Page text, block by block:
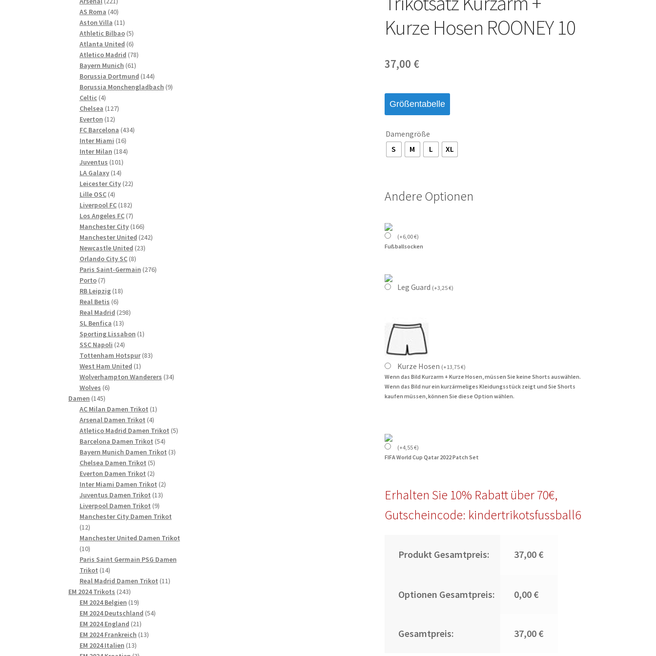
Kurze Hosen ROONEY 10
37,00 €
Größentabelle
Damengröße
S
M L XL
Andere Optionen
(+6,00€)
Fußballsocken
Leg Guard (+3,25€)
Kurze Hosen (+13,75€)
Wenn das Bild Kurzarm + Kurze Hosen, müssen Sie keine Shorts auswählen.
Wenn das Bild nur ein kurzärmeliges Kleidungsstück zeigt und Sie Shorts
kaufen müssen, können Sie diese Option wählen.
(+4,55€)
FIFA World Cup Qatar 2022 Patch Set
Erhalten Sie 10% Rabatt über 70€,
Gutscheincode: kindertrikotsfussball6
Produkt Gesamtpreis: 37,00 €
Optionen Gesamtpreis: 0,00 €
Gesamtpreis: 37,00 €
Produkte
AS Roma 4040
Produkte
Aston Villa 1111
Produkte
Athletic Bilbao 55
Produkte
Atlanta United 66
Produkte
Atletico Madrid 7878
Bayern Munich 6161
Produkte
Borussia Dortmund 144144
Produkte
Borussia Monchengladbach 99
Celtic 44
Produkte
Chelsea 127127
Everton 1212
Produkte
FC Barcelona 434434
Inter Miami 1616
Produkte
Inter Milan 184184
Juventus 101101
Produkte
LA Galaxy 1414
Produkte
Leicester City 2222
Lille OSC 44
Produkte
Liverpool FC 182182
Produkte
Los Angeles FC 77
Produkte
Manchester City 166166
Produkte
Manchester United 242242
Newcastle United 2323
Orlando City SC 88
Produkte
Paris Saint-Germain 276276
Porto 77
Produkte
RB Leipzig 1818
Real Betis 66
Produkte
Real Madrid 298298
SL Benfica 1313
Produkte
Sporting Lissabon 11
SSC Napoli 2424
Produkte
Tottenham Hotspur 8383
West Ham United 11
Produkt
Wolverhampton Wanderers 3434
Wolves 66
Damen 145145
Produkte
AC Milan Damen Trikot 11
Arsenal Damen Trikot 44
Produkte
Atletico Madrid Damen Trikot 55
Barcelona Damen Trikot 5454
Produkte
Bayern Munich Damen Trikot 33
Chelsea Damen Trikot 55
Produkte
Everton Damen Trikot 22
Produkte
Inter Miami Damen Trikot 22
Juventus Damen Trikot 1313
Liverpool Damen Trikot 99
Produkte
Manchester City Damen Trikot
1212
Produkte
Manchester United Damen Trikot
1010
Produkte
Paris Saint Germain PSG Damen
Trikot 1414
Produkte
Real Madrid Damen Trikot 1111
EM 2024 Trikots 243243
Produkte
EM 2024 Belgien 1919
Produkte
EM 2024 Deutschland 5454
EM 2024 England 2121
Produkte
EM 2024 Frankreich 1313
EM 2024 Italien 1313